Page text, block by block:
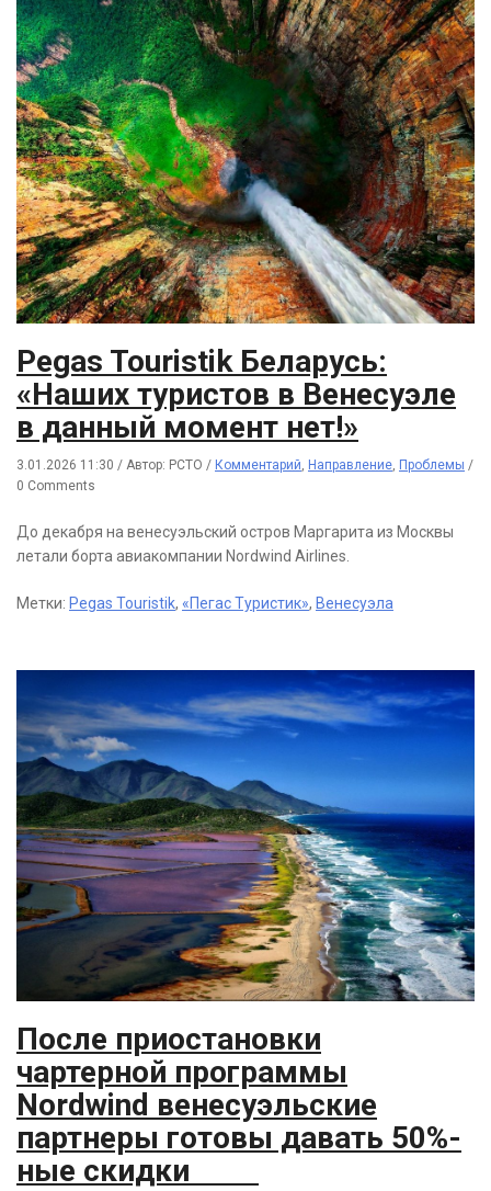
Pegas Touristik Беларусь:
«Наших туристов в Венесуэле
в данный момент нет!»
3.01.2026 11:30 / Автор: РСТО / Комментарий Направление Проблемы /
0 Comments
До декабря на венесуэльский остров Маргарита из Москвы
летали борта авиакомпании Nordwind Airlines.
Метки: Pegas Touristik, «Пегас Туристик», Венесуэла
После приостановки
чартерной программы
Nordwind венесуэльские
партнеры готовы давать 50%-
ные скидки